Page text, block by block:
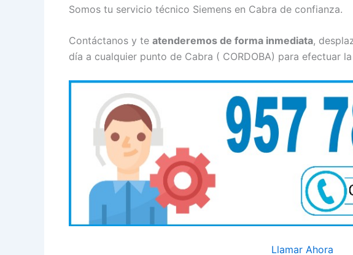
Somos tu servicio técnico Siemens en Cabra de confianza.
Contáctanos y te atenderemos de forma inmediata,
día a cualquier punto de Cabra ( CORDOBA) para efectuar
Llamar Ahora